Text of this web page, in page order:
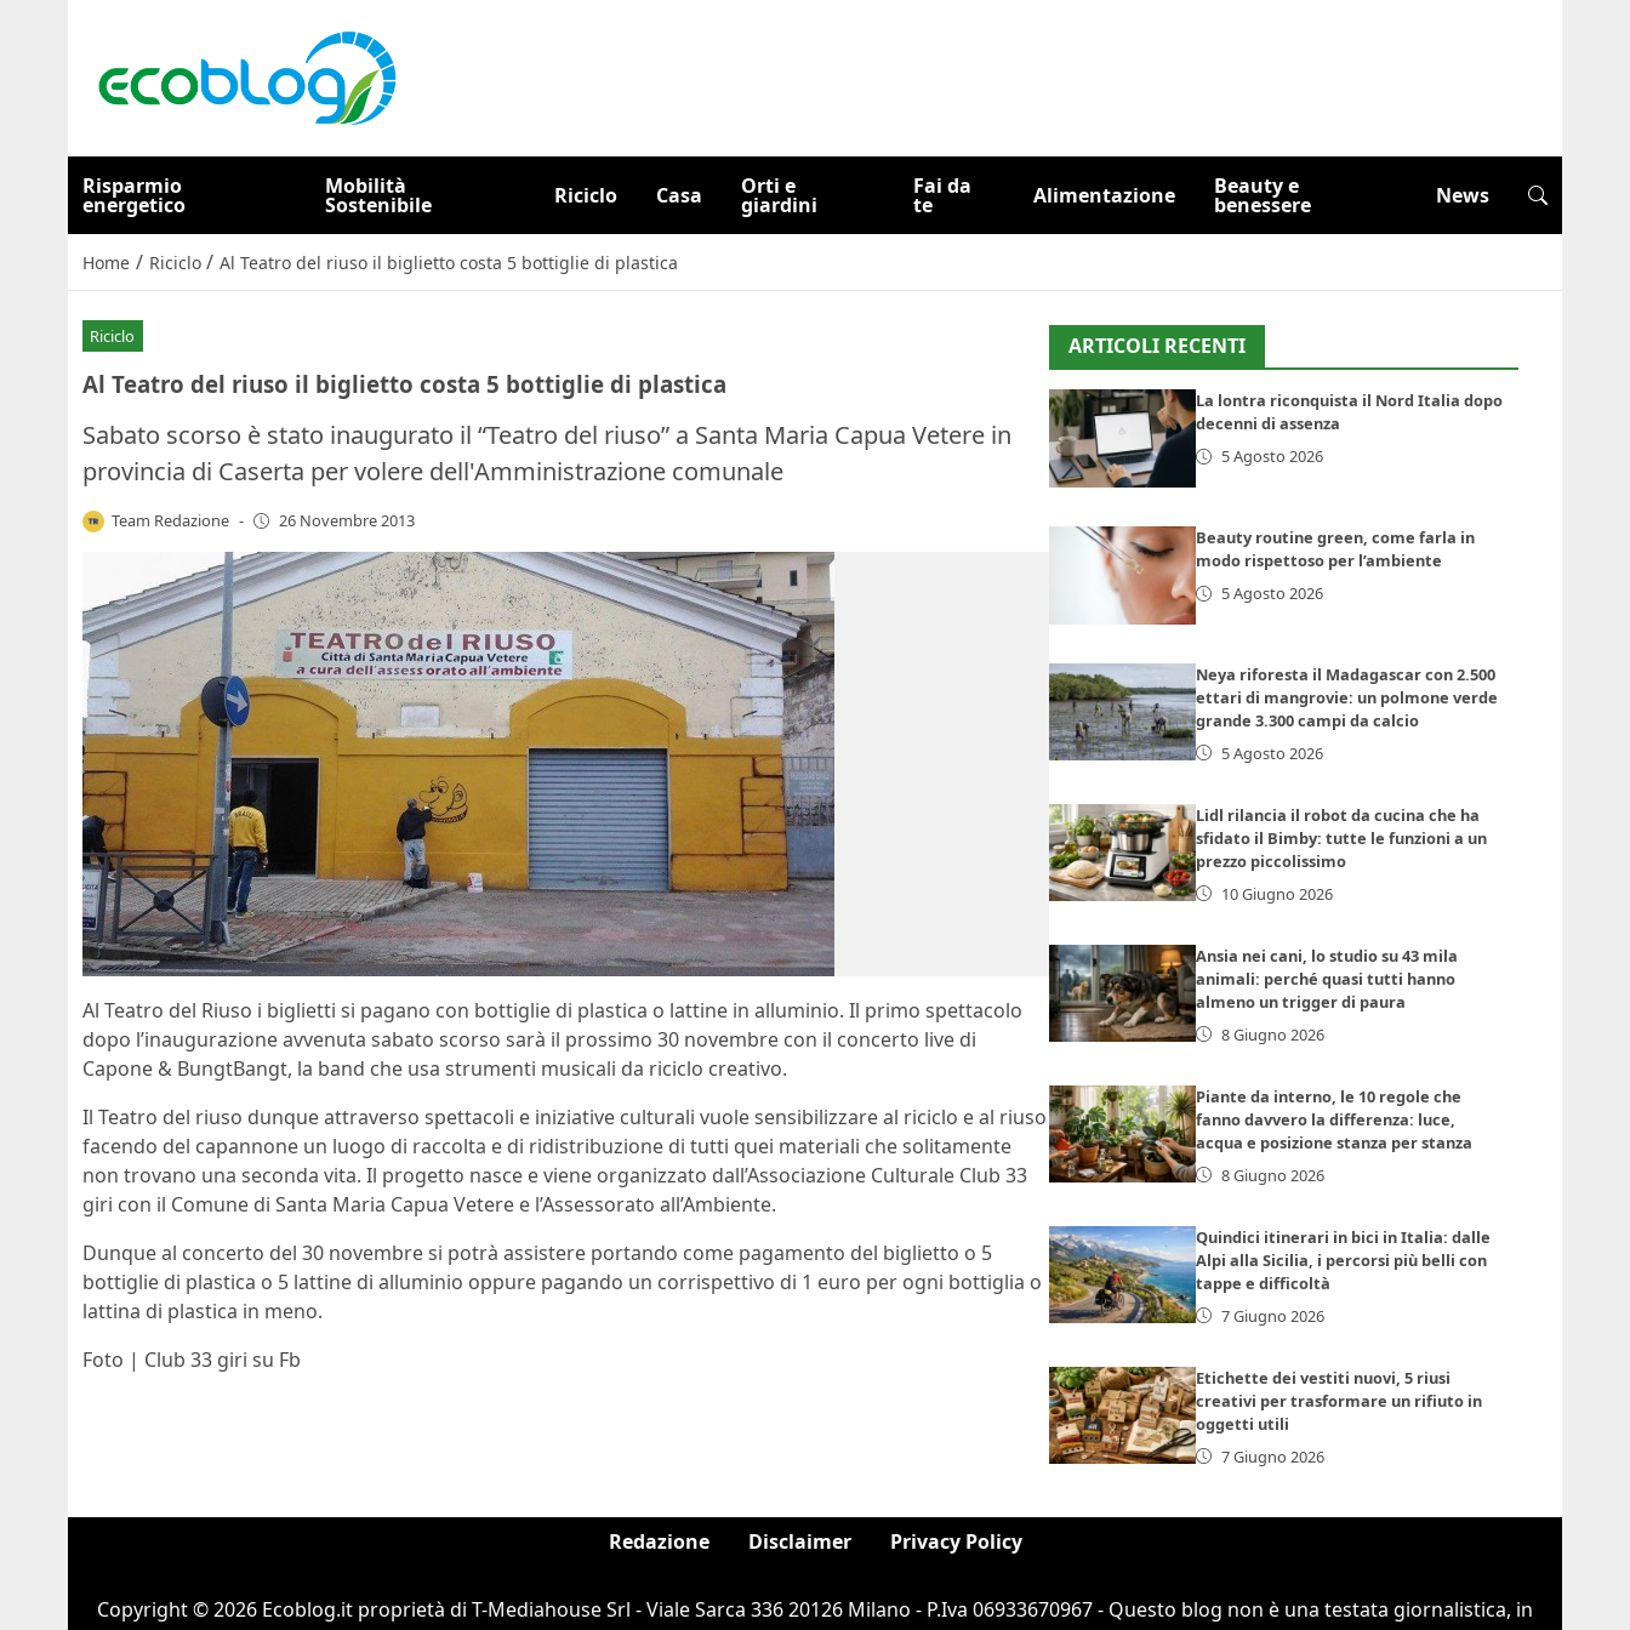
Risparmio
energetico
Mobilità
Sostenibile Riciclo Casa Orti e
giardini
Fai da
te Alimentazione Beauty e
benessere News
Home / Riciclo / Al Teatro del riuso il biglietto costa 5 bottiglie di plastica
Riciclo
Al Teatro del riuso il biglietto costa 5 bottiglie di plastica
Sabato scorso è stato inaugurato il “Teatro del riuso” a Santa Maria Capua Vetere in
provincia di Caserta per volere dell'Amministrazione comunale
Team Redazione - 26 Novembre 2013
Al Teatro del Riuso i biglietti si pagano con bottiglie di plastica o lattine in alluminio. Il primo spettacolo
dopo l’inaugurazione avvenuta sabato scorso sarà il prossimo 30 novembre con il concerto live di
Capone & BungtBangt, la band che usa strumenti musicali da riciclo creativo.
Il Teatro del riuso dunque attraverso spettacoli e iniziative culturali vuole sensibilizzare al riciclo e al riuso
facendo del capannone un luogo di raccolta e di ridistribuzione di tutti quei materiali che solitamente
non trovano una seconda vita. Il progetto nasce e viene organizzato dall’Associazione Culturale Club 33
giri con il Comune di Santa Maria Capua Vetere e l’Assessorato all’Ambiente.
Dunque al concerto del 30 novembre si potrà assistere portando come pagamento del biglietto o 5
bottiglie di plastica o 5 lattine di alluminio oppure pagando un corrispettivo di 1 euro per ogni bottiglia o
lattina di plastica in meno.
Foto | Club 33 giri su Fb
ARTICOLI RECENTI
La lontra riconquista il Nord Italia dopo
decenni di assenza
5 Agosto 2026
Beauty routine green, come farla in
modo rispettoso per l’ambiente
5 Agosto 2026
Neya riforesta il Madagascar con 2.500
ettari di mangrovie: un polmone verde
grande 3.300 campi da calcio
5 Agosto 2026
Lidl rilancia il robot da cucina che ha
sfidato il Bimby: tutte le funzioni a un
prezzo piccolissimo
10 Giugno 2026
Ansia nei cani, lo studio su 43 mila
animali: perché quasi tutti hanno
almeno un trigger di paura
8 Giugno 2026
Piante da interno, le 10 regole che
fanno davvero la differenza: luce,
acqua e posizione stanza per stanza
8 Giugno 2026
Quindici itinerari in bici in Italia: dalle
Alpi alla Sicilia, i percorsi più belli con
tappe e difficoltà
7 Giugno 2026
Etichette dei vestiti nuovi, 5 riusi
creativi per trasformare un rifiuto in
oggetti utili
7 Giugno 2026
Redazione Disclaimer Privacy Policy
Copyright © 2026 Ecoblog.it proprietà di T-Mediahouse Srl - Viale Sarca 336 20126 Milano - P.Iva 06933670967 - Questo blog non è una testata giornalistica, in